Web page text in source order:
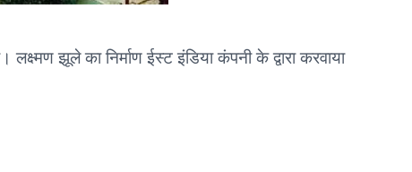
झूले का निर्माण ईस्ट इंडिया कंपनी के द्वारा करवाया